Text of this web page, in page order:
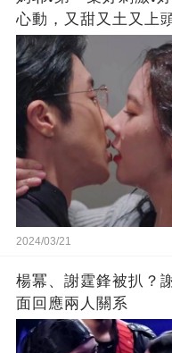
心動，又甜又土又上
2024/03/21
楊冪、謝霆鋒被扒？
面回應兩人關系